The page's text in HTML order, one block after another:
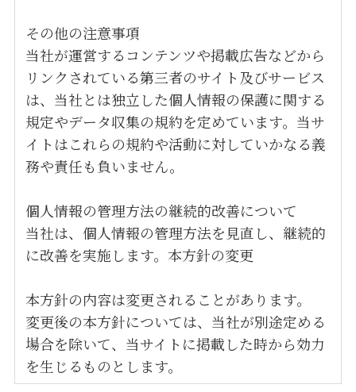
その他の注意事項
当社が運営するコンテンツや掲載広告などから
リンクされている第三者のサイト及びサービス
は、当社とは独立した個人情報の保護に関する
規定やデータ収集の規約を定めています。当サ
イトはこれらの規約や活動に対していかなる義
務や責任も負いません。
個人情報の管理方法の継続的改善について
当社は、個人情報の管理方法を見直し、継続的
に改善を実施します。本方針の変更
本方針の内容は変更されることがあります。
変更後の本方針については、当社が別途定める
場合を除いて、当サイトに掲載した時から効力
を生じるものとします。